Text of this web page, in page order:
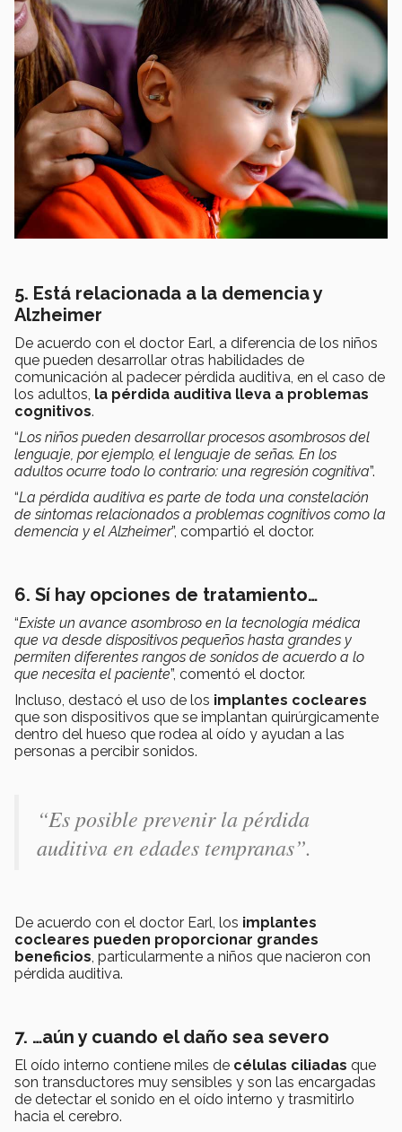
5. Está relacionada a la demencia y
Alzheimer
De acuerdo con el doctor Earl, a diferencia de los niños
que pueden desarrollar otras habilidades de
comunicación al padecer pérdida auditiva, en el caso de
los adultos, la pérdida auditiva lleva a problemas
cognitivos.
“Los niños pueden desarrollar procesos asombrosos del
lenguaje, por ejemplo, el lenguaje de señas. En los
adultos ocurre todo lo contrario: una regresión cognitiva”.
“La pérdida auditiva es parte de toda una constelación
de síntomas relacionados a problemas cognitivos como la
demencia y el Alzheimer”, compartió el doctor.
6. Sí hay opciones de tratamiento…
“Existe un avance asombroso en la tecnología médica
que va desde dispositivos pequeños hasta grandes y
permiten diferentes rangos de sonidos de acuerdo a lo
que necesita el paciente”, comentó el doctor.
Incluso, destacó el uso de los implantes cocleares
que son dispositivos que se implantan quirúrgicamente
dentro del hueso que rodea al oído y ayudan a las
personas a percibir sonidos.
“Es posible prevenir la pérdida
auditiva en edades tempranas”.
De acuerdo con el doctor Earl, los implantes
cocleares pueden proporcionar grandes
beneficios , particularmente a niños que nacieron con
pérdida auditiva.
7. …aún y cuando el daño sea severo
El oído interno contiene miles de células ciliadas que
son transductores muy sensibles y son las encargadas
de detectar el sonido en el oído interno y trasmitirlo
hacia el cerebro.